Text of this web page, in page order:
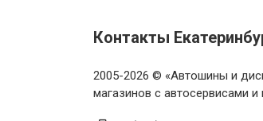
GoodYear
Контакты
2005-2026 © «Автошины и
магазинов с автосервисами